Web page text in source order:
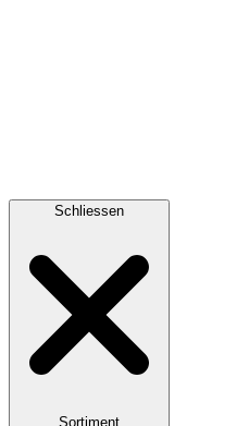
Schliessen
Sortiment